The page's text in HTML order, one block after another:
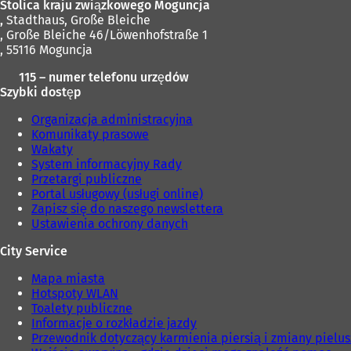
Stolica kraju związkowego Moguncja
, Stadthaus, Große Bleiche
, Große Bleiche 46/Löwenhofstraße 1
, 55116 Moguncja
115 – numer telefonu urzędów
Szybki dostęp
Organizacja administracyjna
Komunikaty prasowe
Wakaty
System informacyjny Rady
Przetargi publiczne
Portal usługowy (usługi online)
Zapisz się do naszego newslettera
Ustawienia ochrony danych
City Service
Mapa miasta
Hotspoty WLAN
Toalety publiczne
Informacje o rozkładzie jazdy
Przewodnik dotyczący karmienia piersią i zmiany